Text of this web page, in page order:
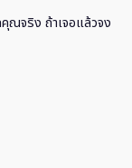
จริง ถ้าเจอแล้วจง